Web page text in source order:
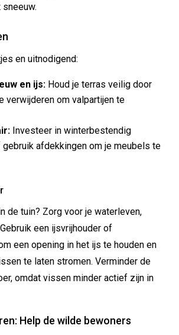
en uitnodigend:
en ijs: Houd je terras veilig door
verwijderen om valpartijen te
Investeer in winterbestendig
afdekkingen om je meubels te
de tuin? Zorg voor je waterleven,
een ijsvrijhouder of
een opening in het ijs te houden en
te laten stromen. Verminder de
omdat vissen minder actief zijn in
Help de wilde bewoners